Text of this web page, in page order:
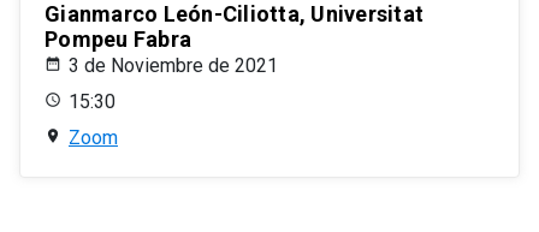
Gianmarco León-Ciliotta, Universitat
Pompeu Fabra
3 de Noviembre de 2021
15:30
Zoom